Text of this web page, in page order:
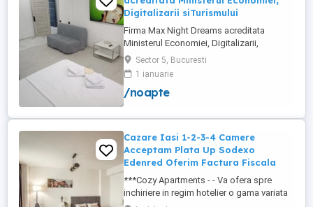
Digitalizarii siTurismului
Firma Max Night Dreams acreditata
Ministerul Economiei, Digitalizarii,
Antreprenoriatului si Turismului închiriază
in regim hotelier in zona Drumul Taberei -
Ghencea diferite tipuri de camere Camera
single cu o suprafață totală de 16mp
cu o suprafață totală de ...
Sector 5, Bucuresti
1 ianuarie
/noapte
Cazare Iasi 1-2-3-4 Camere
Acceptam Plata Up Sodexo
Edenred Oferim Factura Fiscala
***Cozy Apartments - - Va ofera spre
inchiriere in regim hotelier o gama variata